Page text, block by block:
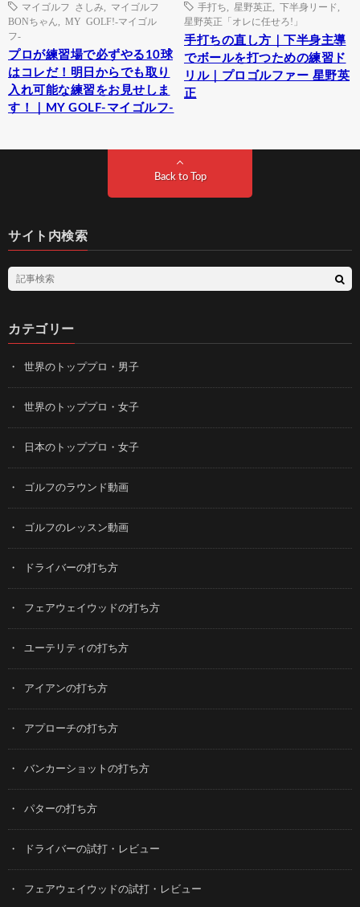
マイゴルフ さしみ
マイゴルフ
BONちゃん
MY GOLF!-マイゴル
フ-
プロが練習場で必ずやる10球
はコレだ！明日からでも取り
入れ可能な練習をお見せしま
す！｜MY GOLF-マイゴルフ-
手打ち
星野英正 下半身リード
星野英正「オレに任せろ!」
手打ちの直し方｜下半身主導
でボールを打つための練習ド
リル｜プロゴルファー 星野英
正
Back to Top
サイト内検索
カテゴリー
世界のトッププロ・男子
世界のトッププロ・女子
日本のトッププロ・女子
ゴルフのラウンド動画
ゴルフのレッスン動画
ドライバーの打ち方
フェアウェイウッドの打ち方
ユーテリティの打ち方
アイアンの打ち方
アプローチの打ち方
バンカーショットの打ち方
パターの打ち方
ドライバーの試打・レビュー
フェアウェイウッドの試打・レビュー